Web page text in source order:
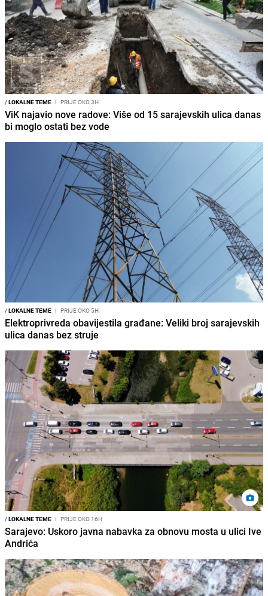
/LOKALNE TEME I PRIJE OKO 3H
ViK najavio nove radove: Više od 15 sarajevskih ulica danas
bi moglo ostati bez vode
/LOKALNE TEME I PRIJE OKO 5H
Elektroprivreda obavijestila građane: Veliki broj sarajevskih
ulica danas bez struje
/LOKALNE TEME I PRIJE OKO 16H
Sarajevo: Uskoro javna nabavka za obnovu mosta u ulici Ive
Andrića